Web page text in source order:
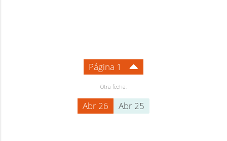
Página 1
Otra fecha:
Abr 26 Abr 25